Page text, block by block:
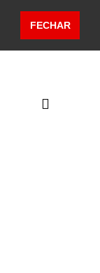
FECHAR